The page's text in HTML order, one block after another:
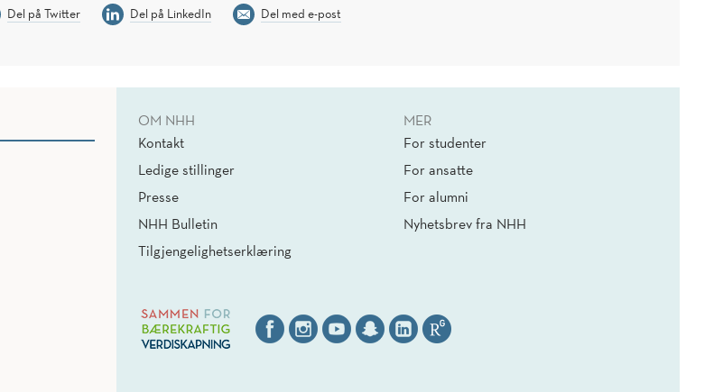
Del på Twitter Del på LinkedIn Del med e-post
OM NHH
Kontakt
Ledige stillinger
Presse
NHH Bulletin
Tilgjengelighetserklæring
MER
For studenter
For ansatte
For alumni
Nyhetsbrev fra NHH